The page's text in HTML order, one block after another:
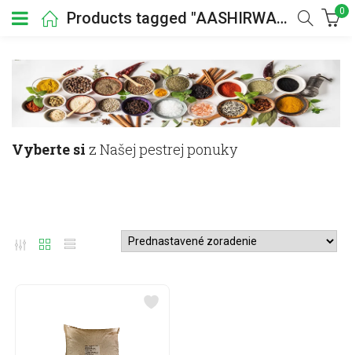
Products tagged "AASHIRWAD" 0
Vyberte si z Našej pestrej ponuky